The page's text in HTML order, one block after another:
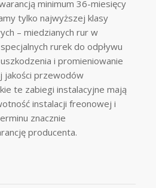
minimum 36-miesięcy
tylko najwyższej klasy
– miedzianych rur w
rurek do odpływu
i promieniowanie
jakości przewodów
te zabiegi instalacyjne mają
instalacji freonowej i
znacznie
producenta.